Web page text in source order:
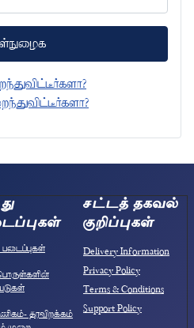
தரவிறக்கம்
சட்டத் தகவல்
குறிப்புகள்
Delivery Information
Privacy Policy
Terms & Conditions
Support Policy